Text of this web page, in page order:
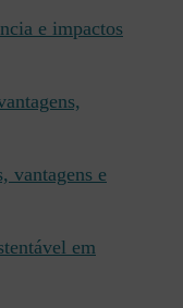
e impactos
vantagens e
em